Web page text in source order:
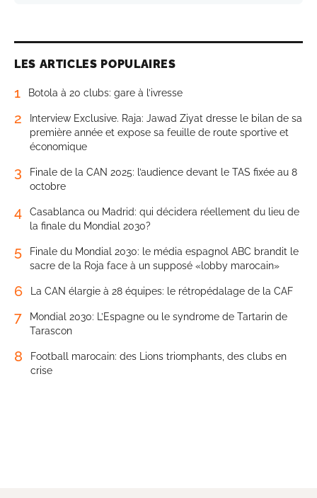
LES ARTICLES POPULAIRES
1 Botola à 20 clubs: gare à l’ivresse
2
Interview Exclusive. Raja: Jawad Ziyat dresse le bilan de sa
première année et expose sa feuille de route sportive et
économique
3
Finale de la CAN 2025: l’audience devant le TAS fixée au 8
octobre
4
Casablanca ou Madrid: qui décidera réellement du lieu de
la finale du Mondial 2030?
5
Finale du Mondial 2030: le média espagnol ABC brandit le
sacre de la Roja face à un supposé «lobby marocain»
6 La CAN élargie à 28 équipes: le rétropédalage de la CAF
7
Mondial 2030: L’Espagne ou le syndrome de Tartarin de
Tarascon
8
Football marocain: des Lions triomphants, des clubs en
crise